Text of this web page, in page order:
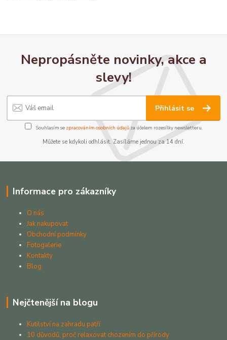
Nepropásněte novinky, akce a
slevy!
Přihlásit se
Souhlasím se zpracováním osobních údajůza účelem rozesílky newsletteru.
Můžete se kdykoli odhlásit. Zasíláme jednou za 14 dní.
Informace pro zákazníky
O nás
Jak nakupovat
Obchodní podmínky
Fotogalerie
Kontakty
Blog
Nejčtenější na blogu
Kutilství na zahradu patří
10 důvodů, proč relaxovat chozením do přírody